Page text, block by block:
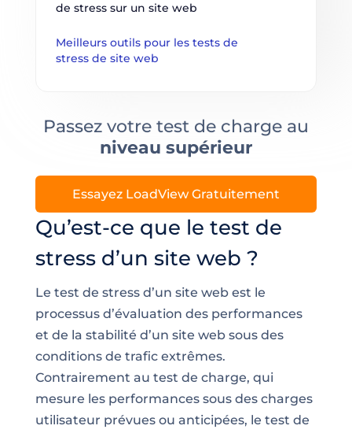
Qu’est-ce que le test de
stress d’un site web ?
Le test de stress d’un site web est le
processus d’évaluation des performances
et de la stabilité d’un site web sous des
conditions de trafic extrêmes.
Contrairement au test de charge, qui
mesure les performances sous des charges
utilisateur prévues ou anticipées, le test de
de stress sur un site web
Meilleurs outils pour les tests de
stress de site web
Passez votre test de charge au
niveau supérieur
Essayez LoadView Gratuitement